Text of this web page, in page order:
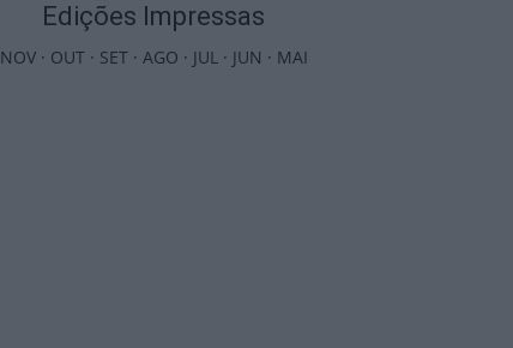
Edições Impressas
NOV· OUT· SET· AGO · JUL· JUN · MAI